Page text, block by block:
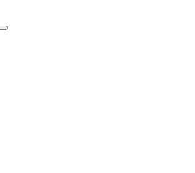
Search